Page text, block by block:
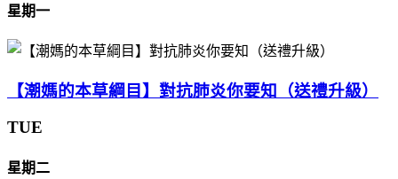
星期一
【潮媽的本草綱目】對抗肺炎你要知（送禮升級）
TUE
星期二